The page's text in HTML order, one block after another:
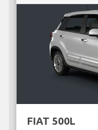
FIAT 500L